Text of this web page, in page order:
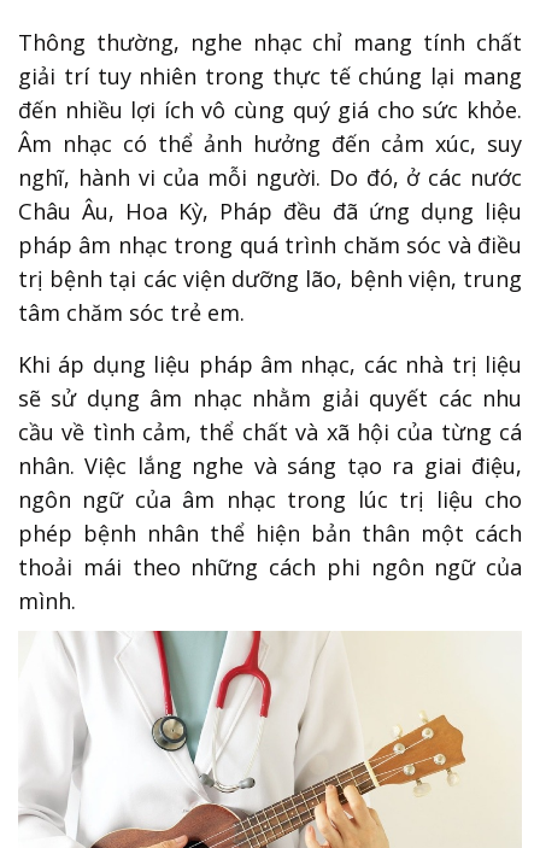
Thông thường, nghe nhạc chỉ mang tính chất
giải trí tuy nhiên trong thực tế chúng lại mang
đến nhiều lợi ích vô cùng quý giá cho sức khỏe.
Âm nhạc có thể ảnh hưởng đến cảm xúc, suy
nghĩ, hành vi của mỗi người. Do đó, ở các nước
Châu Âu, Hoa Kỳ, Pháp đều đã ứng dụng liệu
pháp âm nhạc trong quá trình chăm sóc và điều
trị bệnh tại các viện dưỡng lão, bệnh viện, trung
tâm chăm sóc trẻ em.
Khi áp dụng liệu pháp âm nhạc, các nhà trị liệu
sẽ sử dụng âm nhạc nhằm giải quyết các nhu
cầu về tình cảm, thể chất và xã hội của từng cá
nhân. Việc lắng nghe và sáng tạo ra giai điệu,
ngôn ngữ của âm nhạc trong lúc trị liệu cho
phép bệnh nhân thể hiện bản thân một cách
thoải mái theo những cách phi ngôn ngữ của
mình.